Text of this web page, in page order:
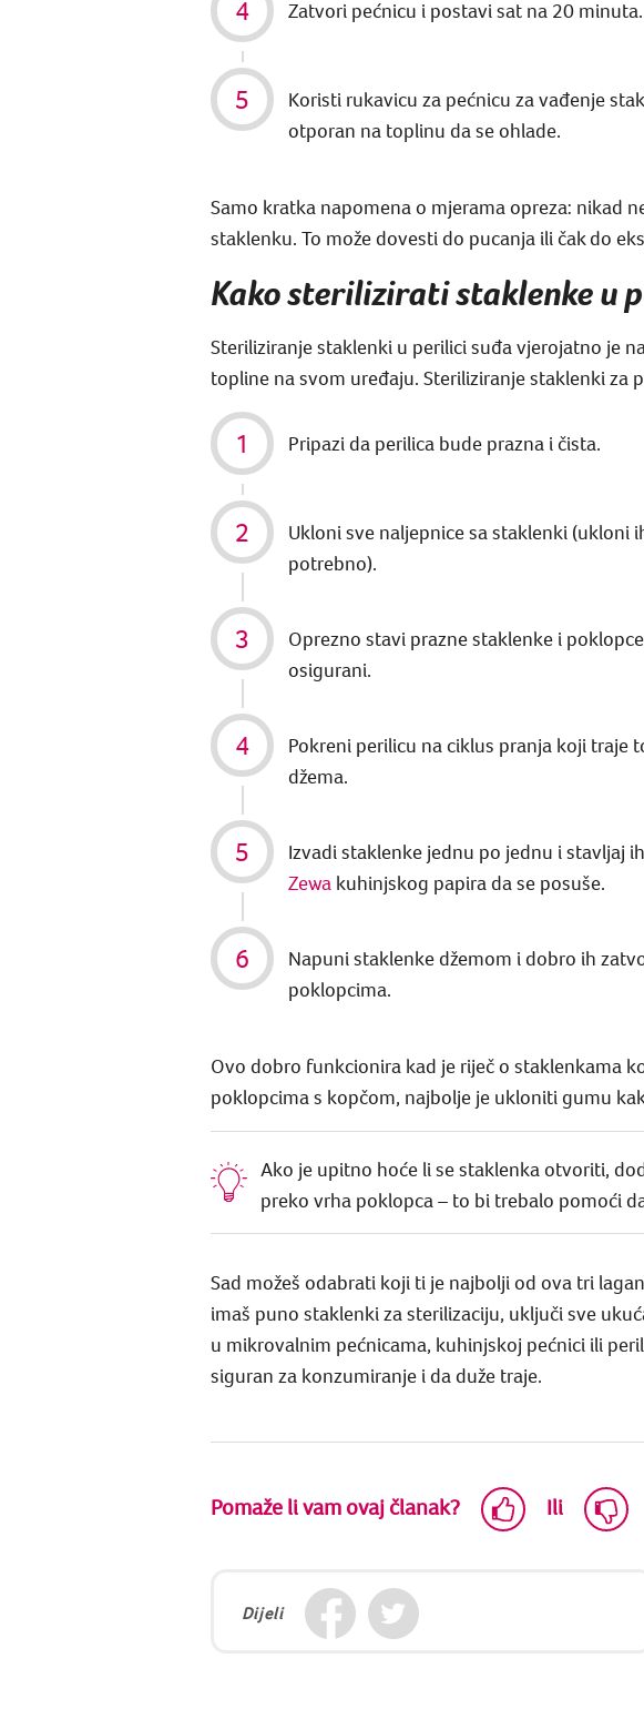
Zatvori pećnicu i postavi sat na 20 minuta.
Koristi rukavicu za pećnicu za vađenje
otporan na toplinu da se ohlade.
Samo kratka napomena o mjerama opreza: nikad
staklenku. To može dovesti do pucanja ili čak do
Kako sterilizirati staklenke u
Steriliziranje staklenki u perilici suđa vjerojatno je
topline na svom uređaju. Steriliziranje staklenki za
Pripazi da perilica bude prazna i čista.
Ukloni sve naljepnice sa staklenki (ukloni
potrebno).
Oprezno stavi prazne staklenke i
osigurani.
Pokreni perilicu na ciklus pranja koji traje
džema.
Izvadi staklenke jednu po jednu i stavljaj
Zewa kuhinjskog papira da se posuše.
Napuni staklenke džemom i dobro ih
poklopcima.
Ovo dobro funkcionira kad je riječ o staklenkama
poklopcima s kopčom, najbolje je ukloniti gumu
Ako je upitno hoće li se staklenka otvoriti,
preko vrha poklopca – to bi trebalo pomoći
Sad možeš odabrati koji ti je najbolji od ova tri
imaš puno staklenki za sterilizaciju, uključi sve
u mikrovalnim pećnicama, kuhinjskoj pećnici ili
siguran za konzumiranje i da duže traje.
Pomaže li vam ovaj članak? Ili
Dijeli